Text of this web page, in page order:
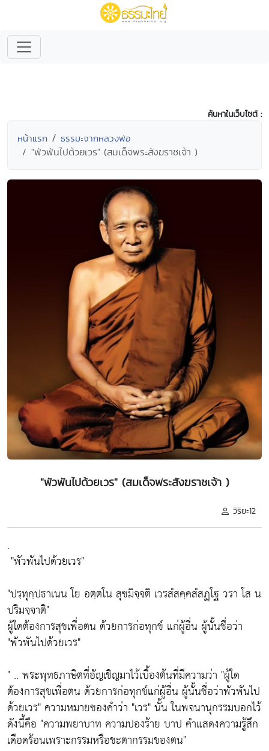
ค้นหาในเว็บไซต์ :
หน้าแรก ธรรมะจากหลวงพ่อ
"พัวพันไปด้วยเวร" (สมเด็จพระสังฆราชเจ้า )
"พัวพันไปด้วยเวร" (สมเด็จพระสังฆราชเจ้า )
วิริยะ12
.
"พัวพันไปด้วยเวร"
"ปรฺทุกฺปธาเนน โย อตฺตโน สุขมิจฺจติ เวรสํสคฺคสํสฏฺโฐ วรา โส น
ปริมจฺจาติ"
ผู้ใดต้องการสุขเพื่อตน ด้วยการก่อทุกข์ แก่ผู้อื่น ผู้นั้นชื่อว่า
"พัวพันไปด้วยเวร"
" .. พระพุทธภาษิตที่อัญเชิญมาไว้เบื้องต้นที่มีความว่า "ผู้ใด
ต้องการสุขเพื่อตน ด้วยการก่อทุกข์แก่ผู้อื่น ผู้นั้นชื่อว่าพัวพันไป
ด้วยเวร"ความหมายของคำว่า "เวร"นั้น ในพจนานุกรรมบอกไว้
ดังนี้คือ "ความพยาบาท ความปองร้าย บาป คำแสดงความรู้สึก
เดือดร้อนเพราะกรรมหรือชะตากรรมของตน"